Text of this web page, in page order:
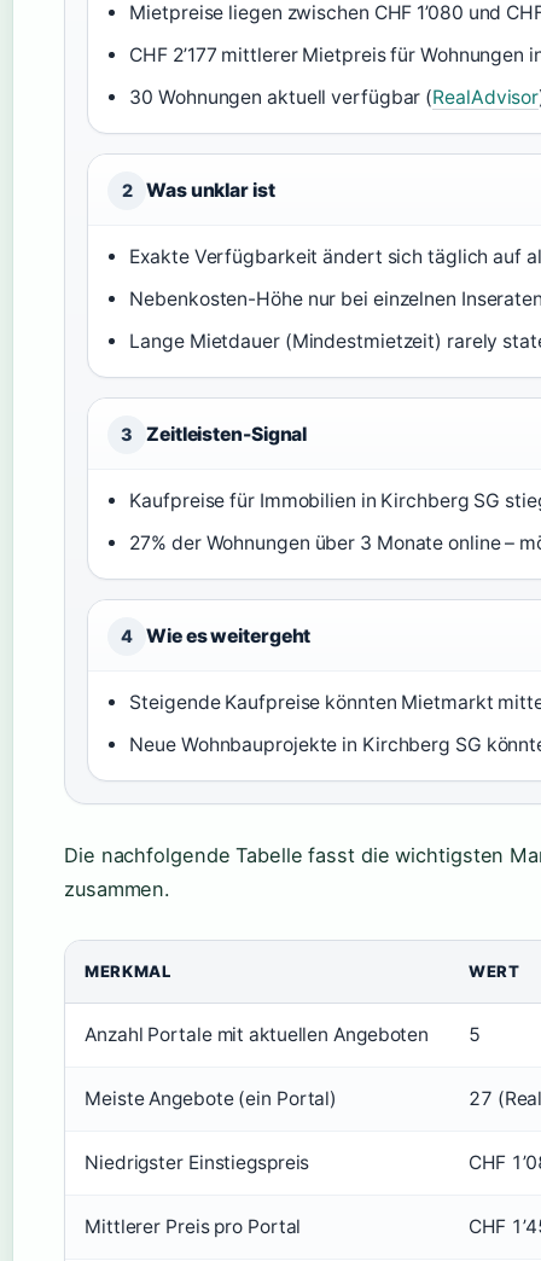
Mietpreise liegen zwischen CHF 1’080 und
CHF 2’177 mittlerer Mietpreis für Wohnungen
30 Wohnungen aktuell verfügbar (RealAdvisor
2 Was unklar ist
Exakte Verfügbarkeit ändert sich täglich auf
Nebenkosten-Höhe nur bei einzelnen
Lange Mietdauer (Mindestmietzeit) rarely
3 Zeitleisten-Signal
Kaufpreise für Immobilien in Kirchberg SG
27% der Wohnungen über 3 Monate online –
4 Wie es weitergeht
Steigende Kaufpreise könnten Mietmarkt
Neue Wohnbauprojekte in Kirchberg SG
Die nachfolgende Tabelle fasst die wichtigsten
zusammen.
MERKMAL WERT
Anzahl Portale mit aktuellen Angeboten 5
Meiste Angebote (ein Portal) 27
Niedrigster Einstiegspreis CHF
Mittlerer Preis pro Portal CHF